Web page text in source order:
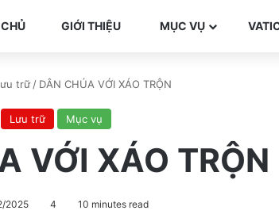
GIỚI THIỆU MỤC VỤ
trữ / DÂN CHÚA VỚI XÁO TRỘN
Lưu trữ Mục vụ
VỚI XÁO TRỘN
2025 4 10 minutes read